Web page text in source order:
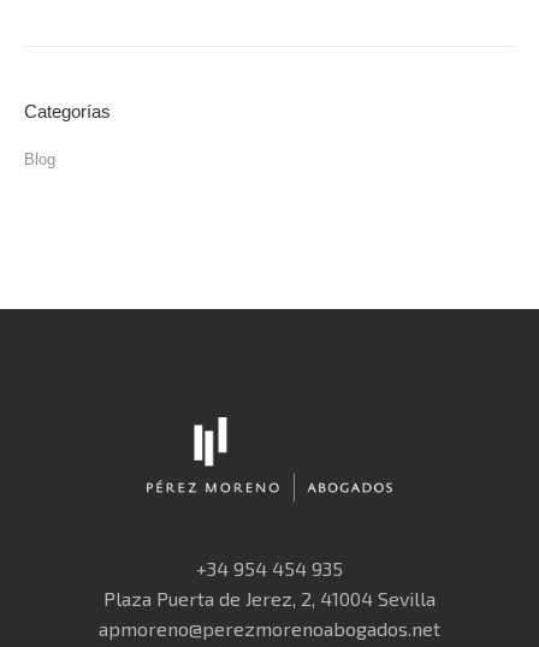
Categorías
Blog
+34 954 454 935
Plaza Puerta de Jerez, 2, 41004 Sevilla
apmoreno@perezmorenoabogados.net